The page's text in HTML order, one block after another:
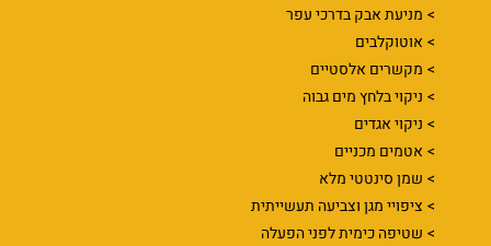
מניעת אבק בדרכי עפר
אוטוקלבים
מקשרים אלסטיים
ניקוי בלחץ מים גבוה
ניקוי אגדים
אטמים מכניים
שמן סינטטי מלא
ציפויי מגן וצביעה תעשייתית
שטיפה כימית לפני הפעלה